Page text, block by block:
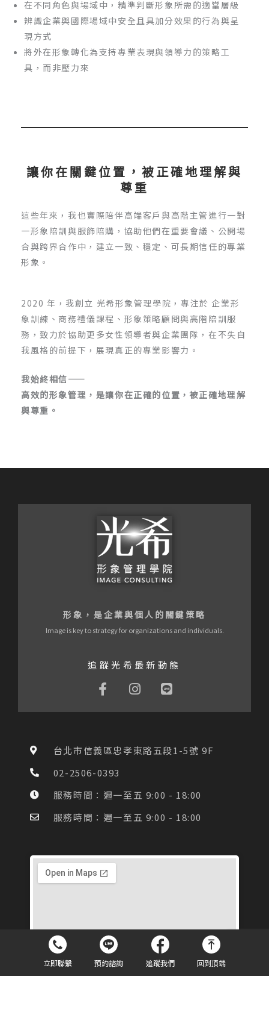
在不同角色與場域中，精準判斷形象所需的適當層級
辨識企業與國際場域中安全且具加分效果的行為與呈
現方式
將外在形象轉化為支持專業表現與領導力的策略工
具，而非壓力來
讓你在關鍵位置，被正確地理解與
尊重
這些年來，我也實際陪伴高端客戶與高階主管進行一對
一形象陪訓與服飾陪購，協助他們在重要會議、公開場
合與跨界合作中，建立一致、穩定、可長期信任的專業
形象。
2020 年，我創立 光希形象管理學院，專注於 企業形
象訓練、商務禮儀課程、形象策略顧問與高階陪訓服
務，致力於協助更多女性領導者與企業團隊，在不失自
我風格的前提下，展現真正的專業影響力。
我始終相信——
高效的形象管理， 是讓你在正確的位置，被正確地理解
與尊重。
形象，是企業與個人的關鍵策略
Image is key to strategy for organizations and individuals.
追蹤光希最新動態
a
e
o
o
k
-
f
n
t
g
r
i
e
台北市信義區忠孝東路五段1-5號 9F
02-2506-0393
服務時間：週一至五 9:00 - 18:00
服務時間：週一至五 9:00 - 18:00